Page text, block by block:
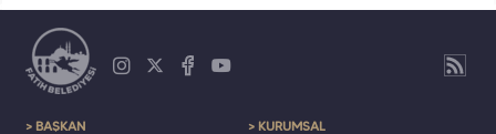
> BAŞKAN > KURUMSAL